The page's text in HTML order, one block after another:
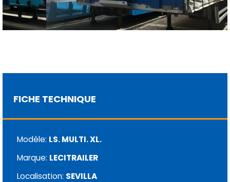
FICHE TECHNIQUE
Modèle: LS. MULTI. XL.
Marque: LECITRAILER
Localisation: SEVILLA